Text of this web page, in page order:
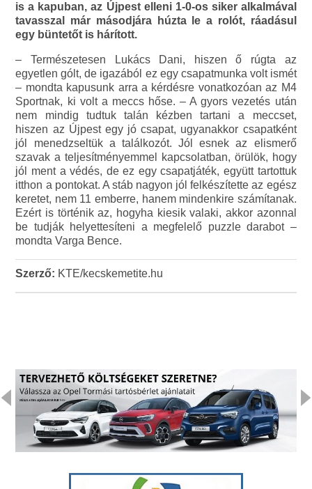
is a kapuban, az Újpest elleni 1-0-os siker alkalmával
tavasszal már másodjára húzta le a rolót, ráadásul
egy büntetőt is hárított.
– Természetesen Lukács Dani, hiszen ő rúgta az
egyetlen gólt, de igazából ez egy csapatmunka volt ismét
– mondta kapusunk arra a kérdésre vonatkozóan az M4
Sportnak, ki volt a meccs hőse. – A gyors vezetés után
nem mindig tudtuk talán kézben tartani a meccset,
hiszen az Újpest egy jó csapat, ugyanakkor csapatként
jól menedzseltük a találkozót. Jól esnek az elismerő
szavak a teljesítményemmel kapcsolatban, örülök, hogy
jól ment a védés, de ez egy csapatjáték, együtt tartottuk
itthon a pontokat. A stáb nagyon jól felkészítette az egész
keretet, nem 11 emberre, hanem mindenkire számítanak.
Ezért is történik az, hogyha kiesik valaki, akkor azonnal
be tudják helyettesíteni a megfelelő puzzle darabot –
mondta Varga Bence.
Szerző: KTE/kecskemetite.hu